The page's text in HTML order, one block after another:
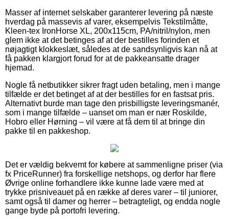
Masser af internet selskaber garanterer levering på næste
hverdag på massevis af varer, eksempelvis Tekstilmåtte,
Kleen-tex IronHorse XL, 200x115cm, PA/nitril/nylon, men
glem ikke at det betinges af at der bestilles forinden et
nøjagtigt klokkeslæt, således at de sandsynligvis kan nå at
få pakken klargjort forud for at de pakkeansatte drager
hjemad.
Nogle få netbutikker sikrer fragt uden betaling, men i mange
tilfælde er det betinget af at der bestilles for en fastsat pris.
Alternativt burde man tage den prisbilligste leveringsmanér,
som i mange tilfælde – uanset om man er nær Roskilde,
Hobro eller Hørning – vil være at få dem til at bringe din
pakke til en pakkeshop.
Det er vældig bekvemt for købere at sammenligne priser (via
fx PriceRunner) fra forskellige netshops, og derfor har flere
Øvrige online forhandlere ikke kunne lade være med at
trykke prisniveauet på en række af deres varer – til juniorer,
samt også til damer og herrer – betragteligt, og endda nogle
gange byde på portofri levering.